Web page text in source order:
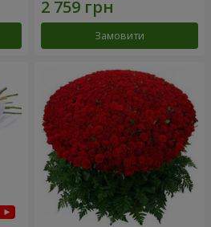
Замовити